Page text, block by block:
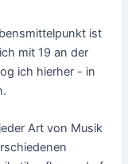
ist
mit 19 an der
ich hierher - in
Art von Musik